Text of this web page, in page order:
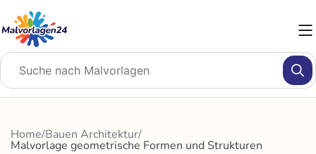
Inhalt
springen
Home/Bauen Architektur/
Malvorlage geometrische Formen und Strukturen